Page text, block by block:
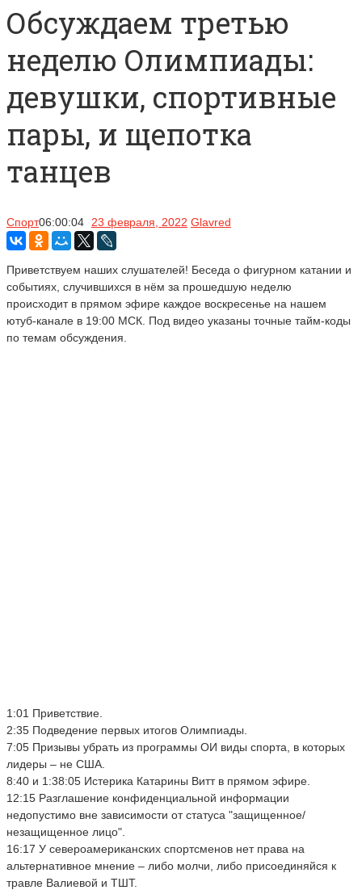
Обсуждаем третью
неделю Олимпиады:
девушки, спортивные
пары, и щепотка
танцев
Спорт06:00:04 23 февраля, 2022 Glavred
Приветствуем наших слушателей! Беседа о фигурном катании и
событиях, случившихся в нём за прошедшую неделю
происходит в прямом эфире каждое воскресенье на нашем
ютуб-канале в 19:00 МСК. Под видео указаны точные тайм-коды
по темам обсуждения.
1:01 Приветствие.
2:35 Подведение первых итогов Олимпиады.
7:05 Призывы убрать из программы ОИ виды спорта, в которых
лидеры – не США.
8:40 и 1:38:05 Истерика Катарины Витт в прямом эфире.
12:15 Разглашение конфиденциальной информации
недопустимо вне зависимости от статуса "защищенное/
незащищенное лицо".
16:17 У североамериканских спортсменов нет права на
альтернативное мнение – либо молчи, либо присоединяйся к
травле Валиевой и ТШТ.